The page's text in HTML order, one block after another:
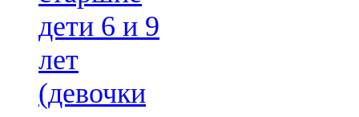
дети 6 и 9
лет
(девочки